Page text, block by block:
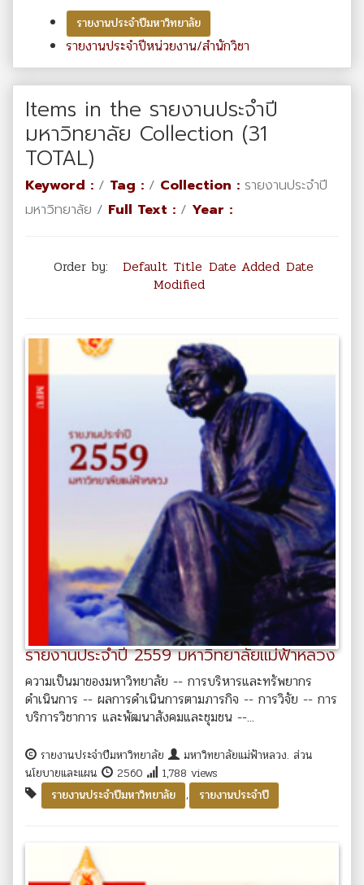
รายงานประจำปีมหาวิทยาลัย
รายงานประจำปีหน่วยงาน/สำนักวิชา
Items in the รายงานประจำปี
มหาวิทยาลัย Collection (31
TOTAL)
Keyword : / Tag : / Collection : รายงานประจำปี
มหาวิทยาลัย / Full Text : / Year :
Order by: Default Title Date Added Date
Modified
รายงานประจำปี 2559 มหาวิทยาลัยแม่ฟ้าหลวง
ความเป็นมาของมหาวิทยาลัย -- การบริหารและทรัพยากร
ดำเนินการ -- ผลการดำเนินการตามภารกิจ -- การวิจัย -- การ
บริการวิชาการ และพัฒนาสังคมและชุมชน --...
รายงานประจำปีมหาวิทยาลัย
มหาวิทยาลัยแม่ฟ้าหลวง. ส่วน
นโยบายและแผน
2560
1,788 views
รายงานประจำปีมหาวิทยาลัย
, รายงานประจำปี